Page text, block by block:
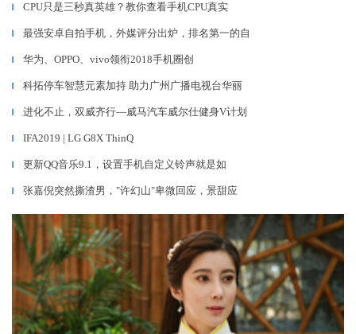
▎ CPU只是三秒真英雄？教你查看手机CPU真实
▎ 最强安卓自拍手机，外媒评分出炉，排名第一的自
▎ 华为、OPPO、vivo领衔2018手机圈创
▎ 科拓停车智慧元素加持 助力广州广播电视台华丽
▎ 进化不止，双威齐行—威马汽车威尔仕健身V计划
▎ IFA2019 | LG G8X ThinQ
▎ 更新QQ音乐9.1，设置手机自定义铃声就是如
▎ 张嘉倪突然撕渣男，"许幻山"卑微回应，景甜应